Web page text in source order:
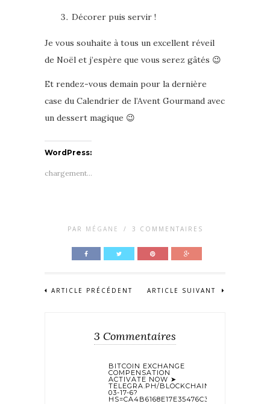
Décorer puis servir !
Je vous souhaite à tous un excellent réveil
de Noël et j’espère que vous serez gâtés 😉
Et rendez-vous demain pour la dernière
case du Calendrier de l’Avent Gourmand avec
un dessert magique 😉
WordPress:
chargement…
PAR MÉGANE / 3 COMMENTAIRES
ARTICLE PRÉCÉDENT ARTICLE SUIVANT
3 Commentaires
BITCOIN EXCHANGE
COMPENSATION
ACTIVATE NOW ➤
TELEGRA.PH/BLOCKCHAINCOM-
03-17-6?